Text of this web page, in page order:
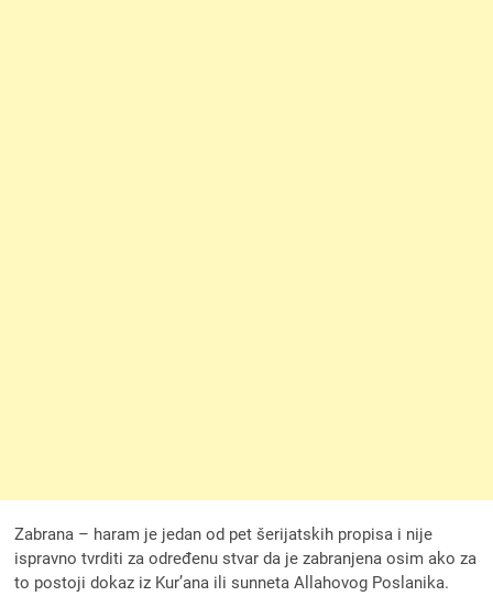
Zabrana – haram je jedan od pet šerijatskih propisa i nije
ispravno tvrditi za određenu stvar da je zabranjena osim ako za
to postoji dokaz iz Kur’ana ili sunneta Allahovog Poslanika.